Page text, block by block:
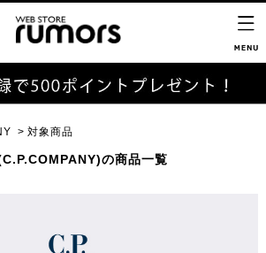
対象商品
の商品一覧